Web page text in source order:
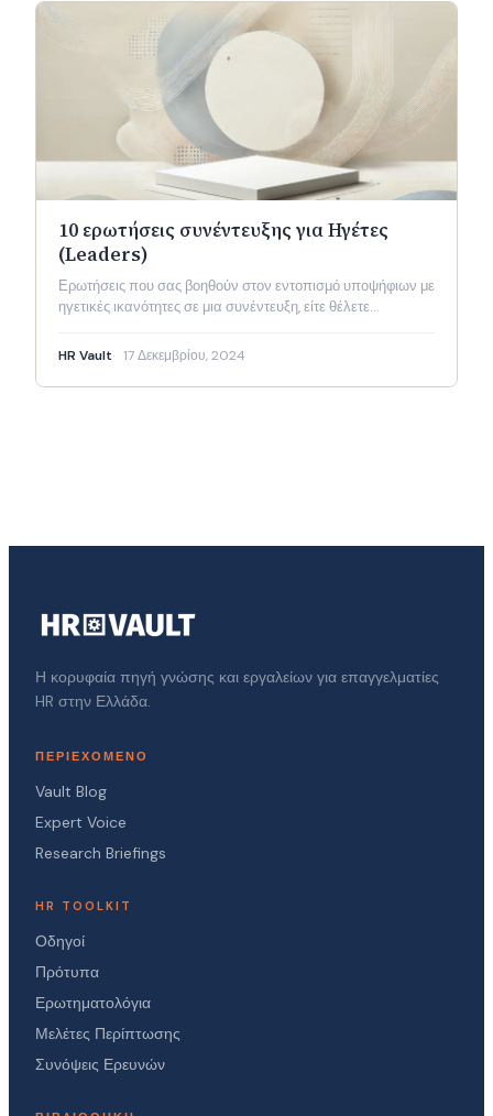
10 ερωτήσεις συνέντευξης για Ηγέτες
(Leaders)
Ερωτήσεις που σας βοηθούν στον εντοπισμό υποψήφιων με
ηγετικές ικανότητες σε μια συνέντευξη, είτε θέλετε…
HR Vault 17 Δεκεμβρίου, 2024
Η κορυφαία πηγή γνώσης και εργαλείων για επαγγελματίες
HR στην Ελλάδα.
ΠΕΡΙΕΧΌΜΕΝΟ
Vault Blog
Expert Voice
Research Briefings
HR TOOLKIT
Οδηγοί
Πρότυπα
Ερωτηματολόγια
Μελέτες Περίπτωσης
Συνόψεις Ερευνών